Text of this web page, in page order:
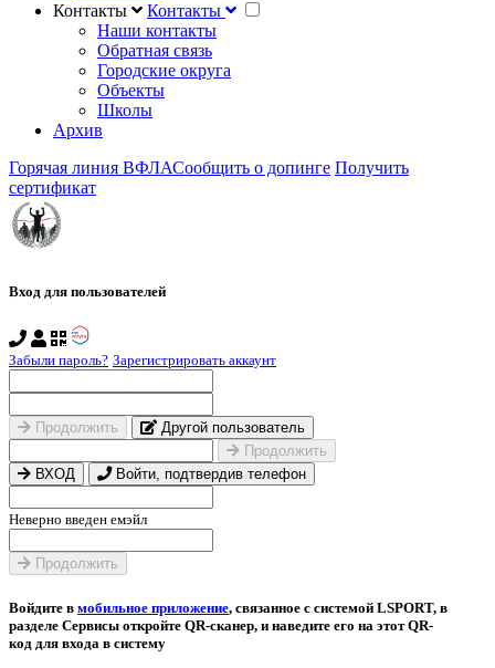
Контакты
Контакты
Наши контакты
Обратная связь
Городские округа
Объекты
Школы
Архив
Горячая линия ВФЛАСообщить о допинге Получить
сертификат
Вход для пользователей
Забыли пароль? Зарегистрировать аккаунт
Продолжить
Другой пользователь
Продолжить
ВХОД
Войти, подтвердив телефон
Неверно введен емэйл
Продолжить
Войдите в мобильное приложение, связанное с системой LSPORT, в
разделе Сервисы откройте QR-сканер, и наведите его на этот QR-
код для входа в систему